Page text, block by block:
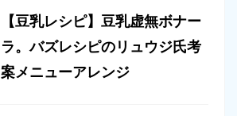
【豆乳レシピ】豆乳虚無ボナー
ラ。バズレシピのリュウジ氏考
案メニューアレンジ